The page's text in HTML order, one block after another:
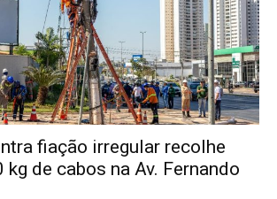
fiação irregular recolhe
kg de cabos na Av. Fernando